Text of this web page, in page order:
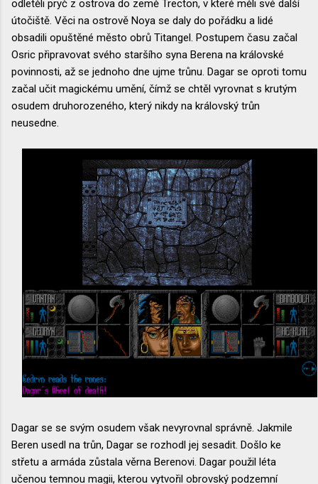
odletěli pryč z ostrova do země Trecton, v které měli své další
útočiště. Věci na ostrově Noya se daly do pořádku a lidé
obsadili opuštěné město obrů Titangel. Postupem času začal
Osric připravovat svého staršího syna Berena na královské
povinnosti, až se jednoho dne ujme trůnu. Dagar se oproti tomu
začal učit magickému umění, čímž se chtěl vyrovnat s krutým
osudem druhorozeného, který nikdy na královský trůn
neusedne.
Dagar se se svým osudem však nevyrovnal správně. Jakmile
Beren usedl na trůn, Dagar se rozhodl jej sesadit. Došlo ke
střetu a armáda zůstala věrna Berenovi. Dagar použil léta
učenou temnou magii, kterou vytvořil obrovský podzemní